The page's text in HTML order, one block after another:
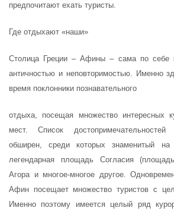
предпочитают ехать туристы.
Где отдыхают «наши»
Столица Греции – Афины – сама по себе
античностью и неповторимостью. Именно
время поклонники познавательного
отдыха, посещая множество интересных
мест. Список достопримечательностей
обширен, среди которых знаменитый
легендарная площадь Согласия
Агора и многое-многое другое.
Афин посещает множество туристов с
Именно поэтому имеется целый ряд